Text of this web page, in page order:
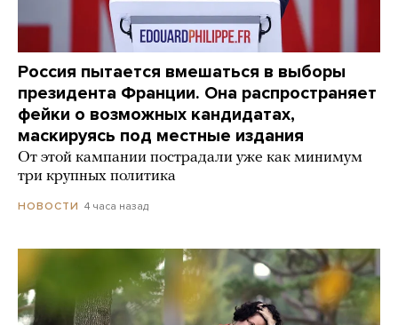
Россия пытается вмешаться в выборы
президента Франции. Она распространяет
фейки о возможных кандидатах,
маскируясь под местные издания
От этой кампании пострадали уже как минимум
три крупных политика
НОВОСТИ 4 часа назад